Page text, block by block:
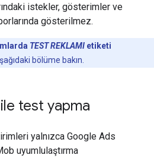
istekler, gösterimler ve
gösterilmez.
TEST REKLAMI etiketi
bölüme bakın.
test yapma
yalnızca Google Ads
uyumlulaştırma